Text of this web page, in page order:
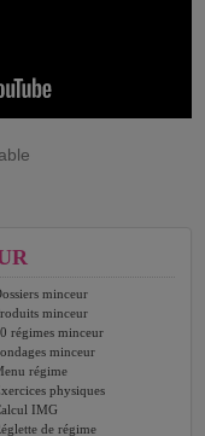
minceur
minceur
régimes minceur
minceur
régime
physiques
IMG
de régime